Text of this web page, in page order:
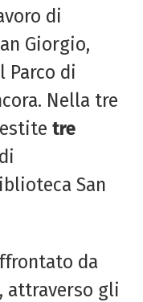
di
Giorgio,
Parco di
Nella tre
tre
San
da
attraverso gli